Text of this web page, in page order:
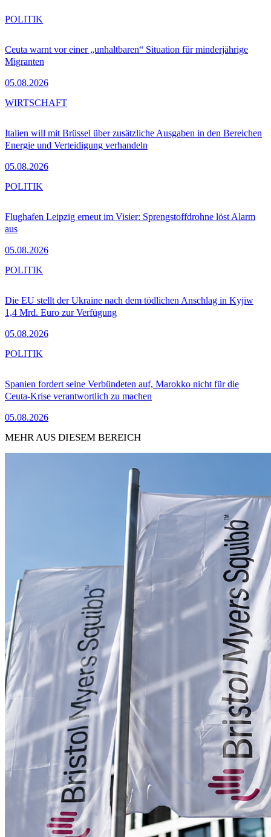
Ceuta warnt vor einer „unhaltbaren“ Situation für minderjährige
Migranten
05.08.2026
POLITIK
Italien will mit Brüssel über zusätzliche Ausgaben in den Bereichen
Energie und Verteidigung verhandeln
05.08.2026
WIRTSCHAFT
Flughafen Leipzig erneut im Visier: Sprengstoffdrohne löst Alarm
aus
05.08.2026
POLITIK
Die EU stellt der Ukraine nach dem tödlichen Anschlag in Kyjiw
1,4 Mrd. Euro zur Verfügung
05.08.2026
POLITIK
Spanien fordert seine Verbündeten auf, Marokko nicht für die
Ceuta-Krise verantwortlich zu machen
05.08.2026
POLITIK
MEHR AUS DIESEM BEREICH